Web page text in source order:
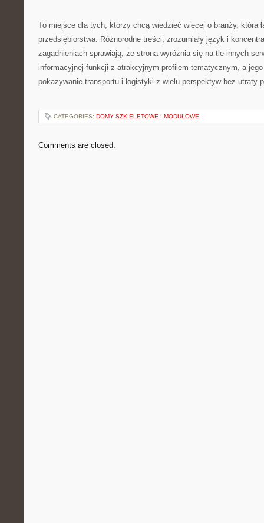
To miejsce dla tych, którzy chcą wiedzieć więcej o branży, która
przedsiębiorstwa. Różnorodne treści, zrozumiały język i
zagadnieniach sprawiają, że strona wyróżnia się na tle innych
informacyjnej funkcji z atrakcyjnym profilem tematycznym, a
pokazywanie transportu i logistyki z wielu perspektyw bez utraty
CATEGORIES: DOMY SZKIELETOWE I MODUŁOWE
Comments are closed.